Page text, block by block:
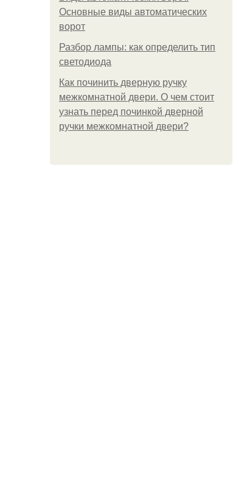
Основные виды автоматических
ворот
Разбор лампы: как определить тип
светодиода
Как починить дверную ручку
межкомнатной двери. О чем стоит
узнать перед починкой дверной
ручки межкомнатной двери?